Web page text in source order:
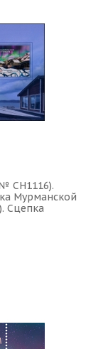
СН1116).
Мурманской
Сцепка